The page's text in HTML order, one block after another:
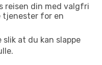
reisen din med valgfri
tjenester for en
at du kan slappe